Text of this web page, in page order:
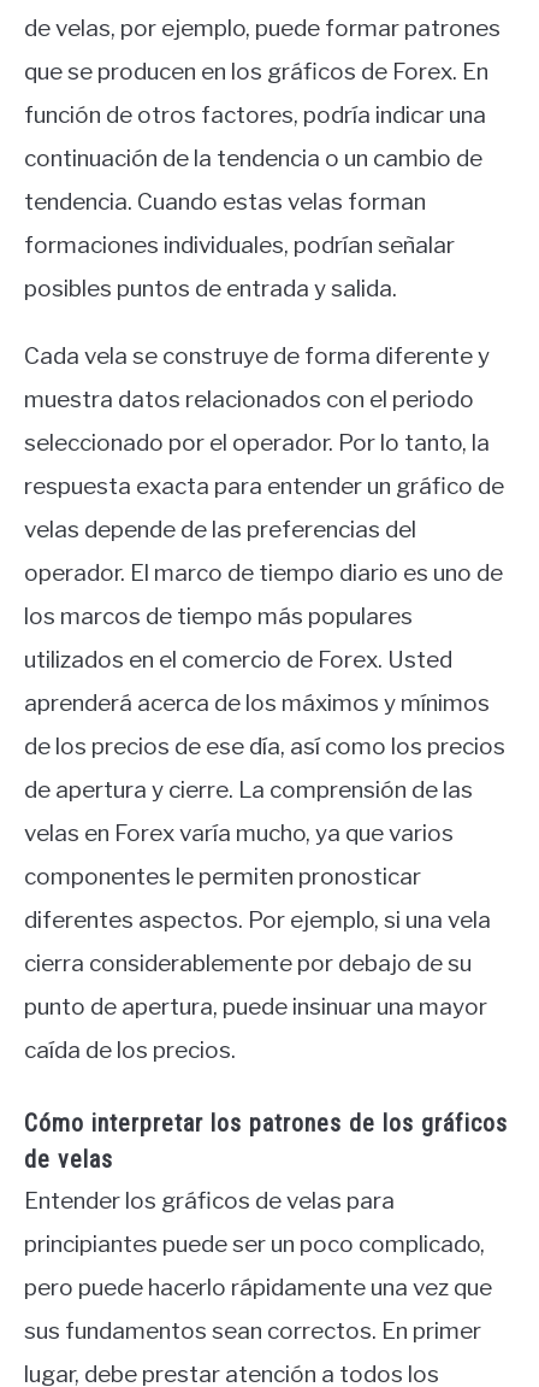
de velas, por ejemplo, puede formar patrones
que se producen en los gráficos de Forex. En
función de otros factores, podría indicar una
continuación de la tendencia o un cambio de
tendencia. Cuando estas velas forman
formaciones individuales, podrían señalar
posibles puntos de entrada y salida.
Cada vela se construye de forma diferente y
muestra datos relacionados con el periodo
seleccionado por el operador. Por lo tanto, la
respuesta exacta para entender un gráfico de
velas depende de las preferencias del
operador. El marco de tiempo diario es uno de
los marcos de tiempo más populares
utilizados en el comercio de Forex. Usted
aprenderá acerca de los máximos y mínimos
de los precios de ese día, así como los precios
de apertura y cierre. La comprensión de las
velas en Forex varía mucho, ya que varios
componentes le permiten pronosticar
diferentes aspectos. Por ejemplo, si una vela
cierra considerablemente por debajo de su
punto de apertura, puede insinuar una mayor
caída de los precios.
Cómo interpretar los patrones de los gráficos
de velas
Entender los gráficos de velas para
principiantes puede ser un poco complicado,
pero puede hacerlo rápidamente una vez que
sus fundamentos sean correctos. En primer
lugar, debe prestar atención a todos los